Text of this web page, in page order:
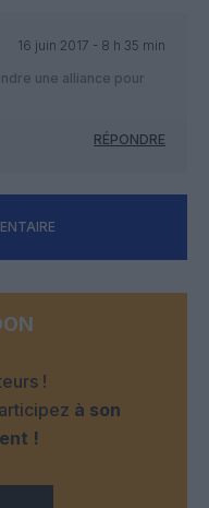
16 juin 2017 - 8 h 35 min
une alliance pour
RÉPONDRE
!
à son
!